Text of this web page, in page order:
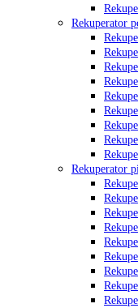
Rekuperator
Rekuperator